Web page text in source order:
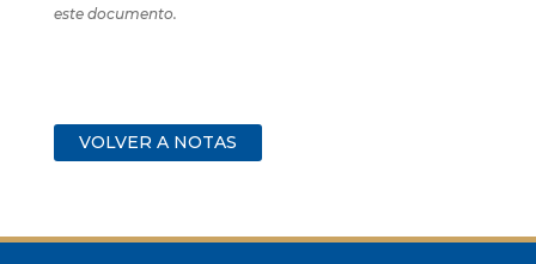
este documento.
VOLVER A NOTAS